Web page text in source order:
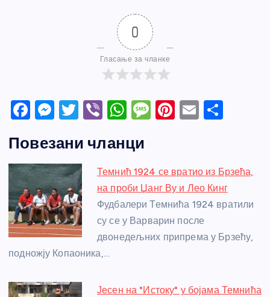
0
Гласање за чланке
F
c
e
b
o
o
k
M
ss
e
n
g
er
T
itt
er
Vi
er
W
at
s
A
p
p
M
a
g
e
Pi
e
st
E
e
Повезани чланци
Темнић 1924 се вратио из Брзећа,
на проби Џанг Ву и Лео Кинг
Фудбалери Темнића 1924 вратили
су се у Варварин после
двонедељних припрема у Брзећу,
подножју Копаоника,…
Јесен на "Истоку" у бојама Темнића